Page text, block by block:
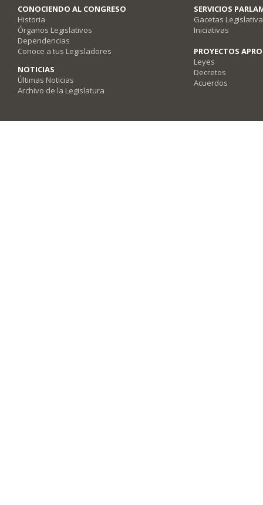
CONOCIENDO AL CONGRESO
Historia
Órganos Legislativos
Dependencias
Conoce a tus Legisladores
NOTICIAS
Últimas Noticias
Archivo de la Legislatura
SERVICIOS
Gacetas
Iniciativas
PROYECTOS
Leyes
Decretos
Acuerdos